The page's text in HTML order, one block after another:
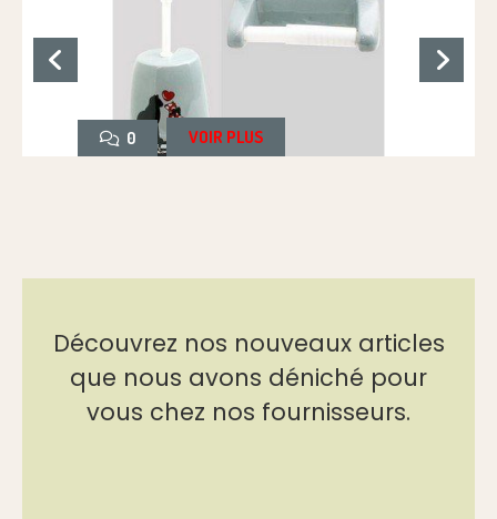
0 VOIR PLUS
Découvrez nos nouveaux articles
que nous avons déniché pour
vous chez nos fournisseurs.